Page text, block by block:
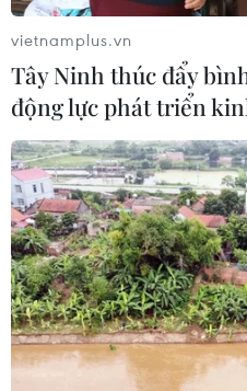
vietnamplus.vn
Tây Ninh thúc đẩy
động lực phát triển